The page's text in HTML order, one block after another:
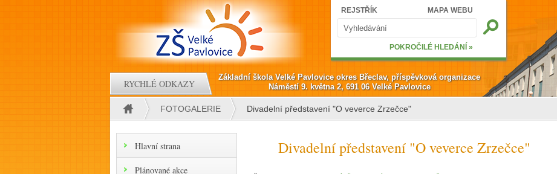
Vyhledávání
Hledat
REJSTŘÍK MAPA WEBU
POKROČILÉ HLEDÁNÍ »
RYCHLÉ ODKAZY
Základní škola Velké Pavlovice okres Břeclav, příspěvková organizace
Náměstí 9. května 2, 691 06 Velké Pavlovice
Jste zde FOTOGALERIE Divadelní představení "O veverce Zrzečce"
Divadelní představení "O veverce Zrzečce"
Hlavní strana
Plánované akce